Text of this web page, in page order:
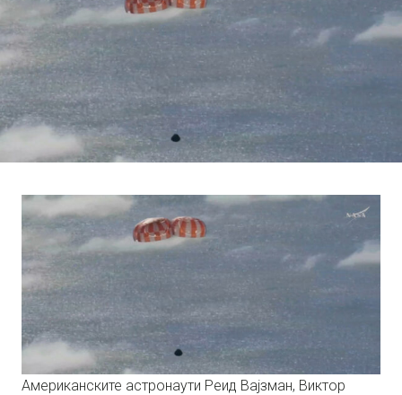
Американските астронаути Реид Вајзман, Виктор